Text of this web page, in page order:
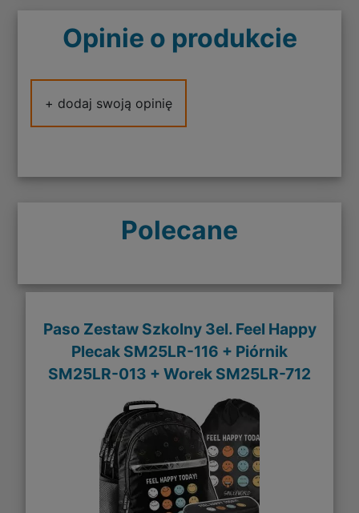
Opinie o produkcie
+ dodaj swoją opinię
Polecane
Paso Zestaw Szkolny 3el. Feel Happy
Plecak SM25LR-116 + Piórnik
SM25LR-013 + Worek SM25LR-712